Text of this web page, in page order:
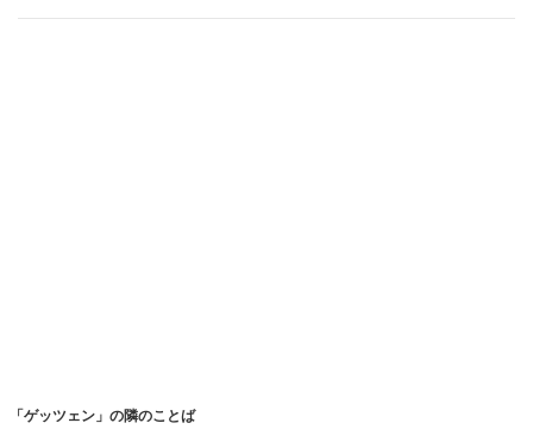
「ゲッツェン」の隣のことば